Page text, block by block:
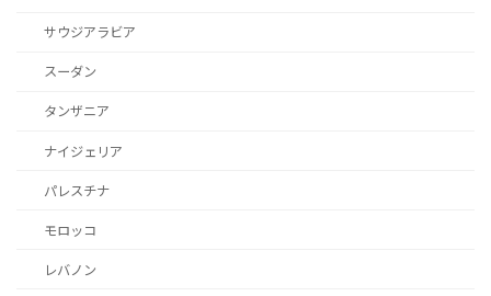
サウジアラビア
スーダン
タンザニア
ナイジェリア
パレスチナ
モロッコ
レバノン